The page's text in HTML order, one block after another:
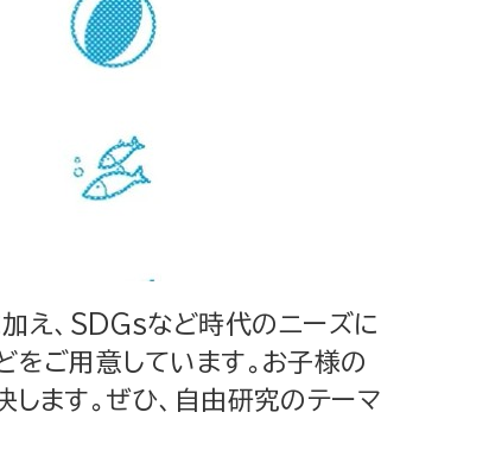
加え、SDGsなど時代のニーズに
をご用意しています。お子様の
ます。ぜひ、自由研究のテーマ